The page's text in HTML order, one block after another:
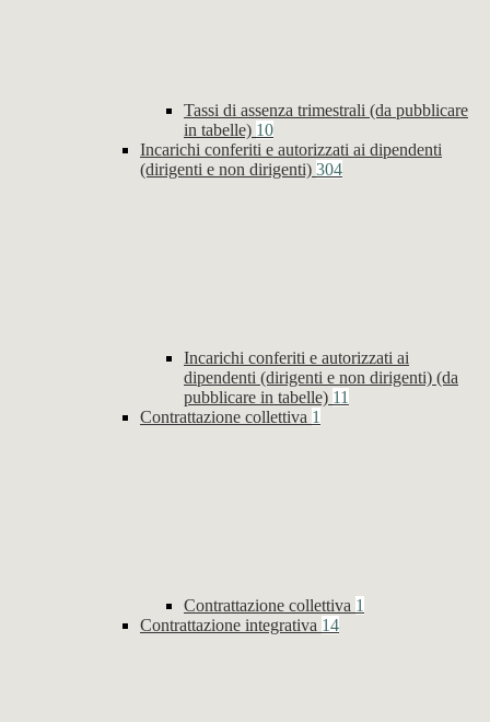
Tassi di assenza trimestrali (da pubblicare
in tabelle) 10
Incarichi conferiti e autorizzati ai dipendenti
(dirigenti e non dirigenti) 304
Incarichi conferiti e autorizzati ai
dipendenti (dirigenti e non dirigenti) (da
pubblicare in tabelle) 11
Contrattazione collettiva 1
Contrattazione collettiva 1
Contrattazione integrativa 14